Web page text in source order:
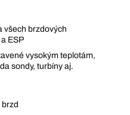
všech brzdových
ESP
vysokým teplotám,
sondy, turbíny aj.